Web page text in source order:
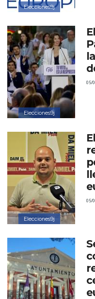
Elecciones9j
Elecciones9j
05/
Elecciones9j
05/